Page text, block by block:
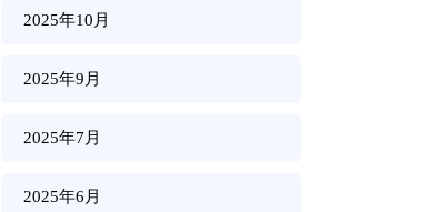
2025年10月
2025年9月
2025年7月
2025年6月